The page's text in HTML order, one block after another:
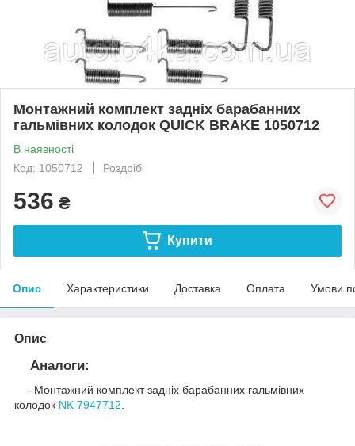
Монтажний комплект задніх барабанних
гальмівних колодок QUICK BRAKE 1050712
В наявності
Код: 1050712
Роздріб
536 ₴
Купити
Опис Характеристики Доставка Оплата Умови
Опис
Аналоги:
- Монтажний комплект задніх барабанних гальмівних
колодок NK 7947712